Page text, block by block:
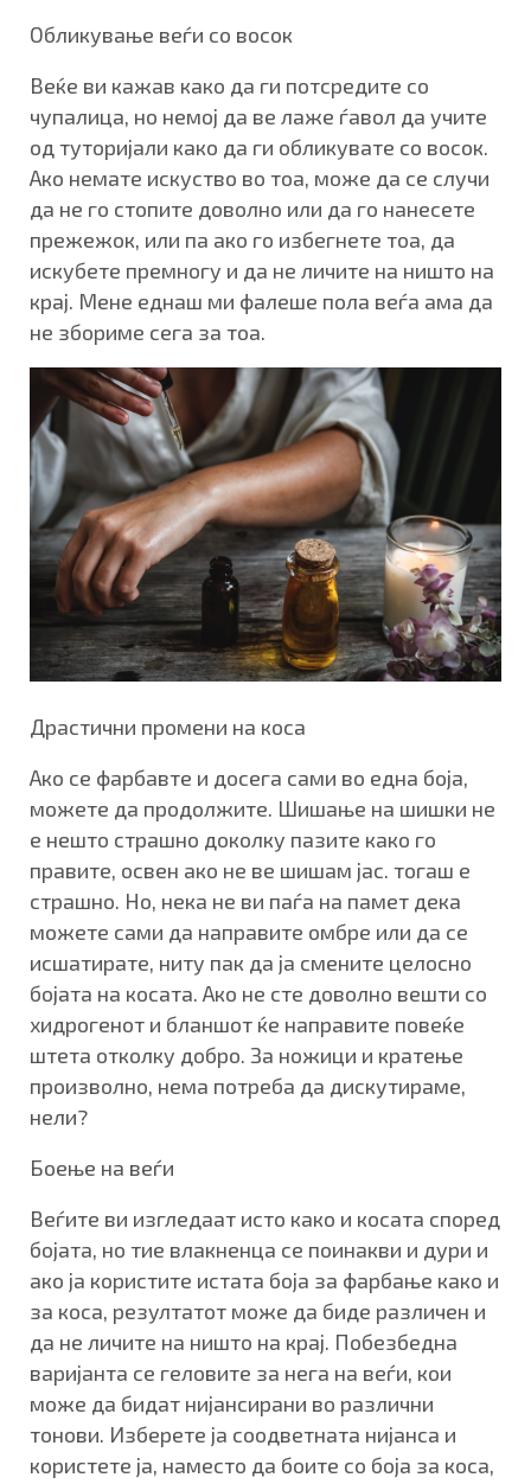
Обликување веѓи со восок
Веќе ви кажав како да ги потсредите со
чупалица, но немој да ве лаже ѓавол да учите
од туторијали како да ги обликувате со восок.
Ако немате искуство во тоа, може да се случи
да не го стопите доволно или да го нанесете
прежежок, или па ако го избегнете тоа, да
искубете премногу и да не личите на ништо на
крај. Мене еднаш ми фалеше пола веѓа ама да
не збориме сега за тоа.
Драстични промени на коса
Ако се фарбавте и досега сами во една боја,
можете да продолжите. Шишање на шишки не
е нешто страшно доколку пазите како го
правите, освен ако не ве шишам јас. тогаш е
страшно. Но, нека не ви паѓа на памет дека
можете сами да направите омбре или да се
исшатирате, ниту пак да ја смените целосно
бојата на косата. Ако не сте доволно вешти со
хидрогенот и бланшот ќе направите повеќе
штета отколку добро. За ножици и кратење
произволно, нема потреба да дискутираме,
нели?
Боење на веѓи
Веѓите ви изгледаат исто како и косата според
бојата, но тие влакненца се поинакви и дури и
ако ја користите истата боја за фарбање како и
за коса, резултатот може да биде различен и
да не личите на ништо на крај. Побезбедна
варијанта се геловите за нега на веѓи, кои
може да бидат нијансирани во различни
тонови. Изберете ја соодветната нијанса и
користете ја, наместо да боите со боја за коса,